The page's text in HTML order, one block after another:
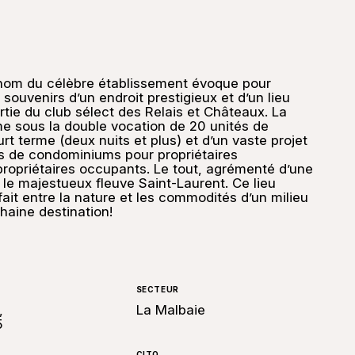
du célèbre établissement évoque pour
d’un endroit prestigieux et d’un lieu
du club sélect des Relais et Châteaux. La
sous la double vocation de 20 unités de
terme (deux nuits et plus) et d’un vaste projet
de condominiums pour propriétaires
occupants. Le tout, agrémenté d’une
majestueux fleuve Saint-Laurent. Ce lieu
entre la nature et les commodités d’un milieu
destination!
SECTEUR
La Malbaie